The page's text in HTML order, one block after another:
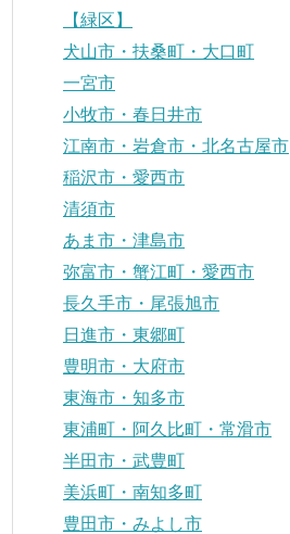
【緑区】
犬山市・扶桑町・大口町
一宮市
小牧市・春日井市
江南市・岩倉市・北名古屋市
稲沢市・愛西市
清須市
あま市・津島市
弥富市・蟹江町・愛西市
長久手市・尾張旭市
日進市・東郷町
豊明市・大府市
東海市・知多市
東浦町・阿久比町・常滑市
半田市・武豊町
美浜町・南知多町
豊田市・みよし市